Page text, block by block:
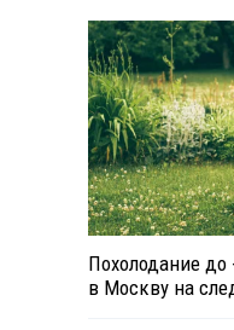
Похолодание до
в Москву на